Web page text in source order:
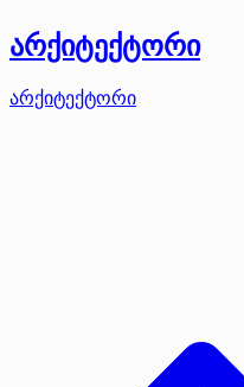
არქიტექტორი
არქიტექტორი